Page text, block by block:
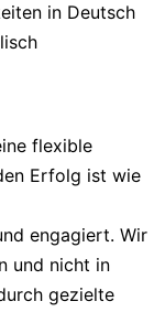
in Deutsch
flexible
Erfolg ist wie
engagiert. Wir
und nicht in
gezielte